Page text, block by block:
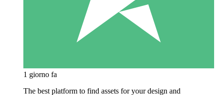
1 giorno fa
The best platform to find assets for your design and